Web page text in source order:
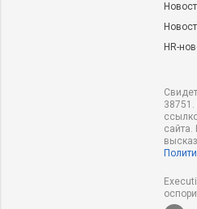
HR-
38751.
сайта.